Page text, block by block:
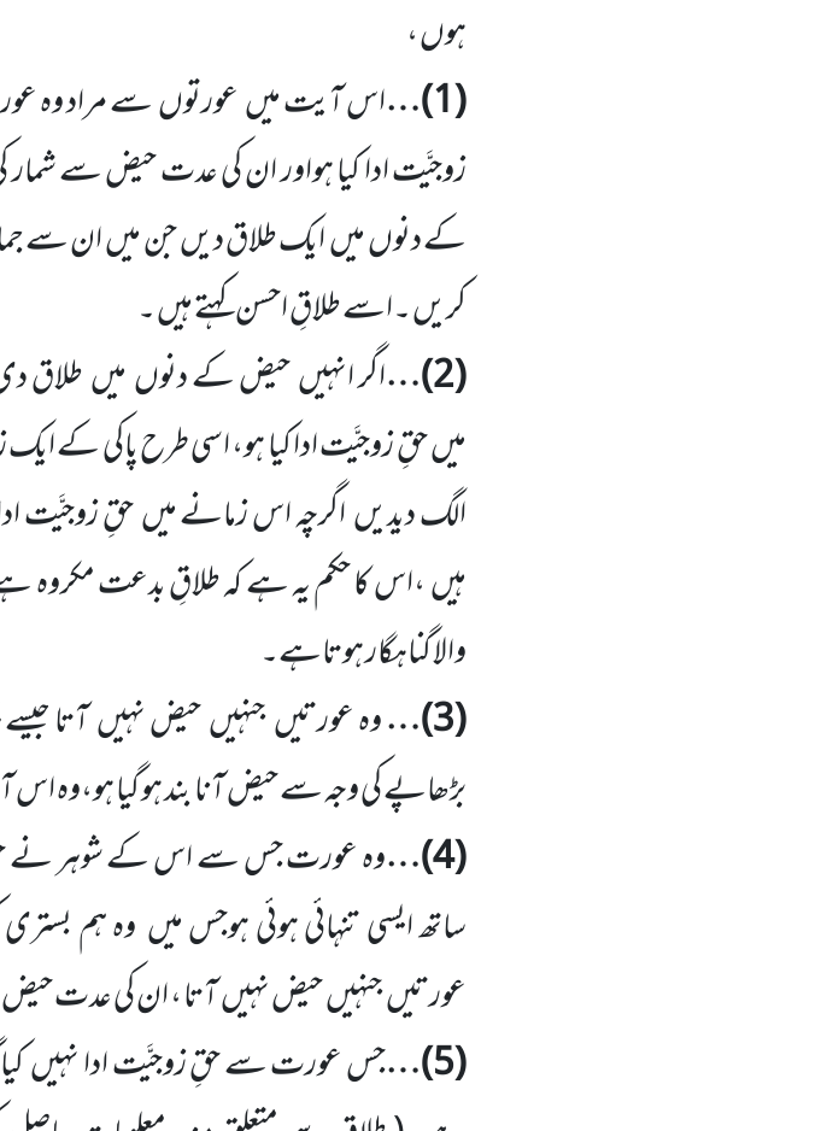
ہوں ،
(
1
)…اس آیت میںعورتوںسے مراد وہ
زوجیَّت ادا کیا ہواور ان کی عدت حیض سے شمار
کے دنوںمیںایک طلاق دیںجن میںان سے
کریں ۔اسے طلاقِ احسن کہتے ہیں ۔
(
2
)…اگر انہیںحیض کے دنوںمیںطلاق
میںحقِ زوجیَّت ادا کیا ہو، اسی طرح پاکی کے
الگ دیدیںاگرچہ اس زمانے میںحقِ زوجیَّت
ہیں،اس کا حکم یہ ہے کہ طلاقِ بدعت مکروہ
والا گناہگار ہوتاہے۔
(
3
)…وہ عورتیںجنہیںحیض نہیںآتا
بڑھاپے کی وجہ سے حیض آنا بند ہو گیا ہو،وہ
(
4
)…وہ عورت جس سے اس کے شوہر نے حقِ
ساتھ ایسی تنہائی ہوئی ہوجسمیں وہ ہم
عورتیںجنہیںحیض نہیںآتا ، ان کی عدت حیض
(
5
)…جس عورت سے حقِ زوجیَّت ادا نہیں